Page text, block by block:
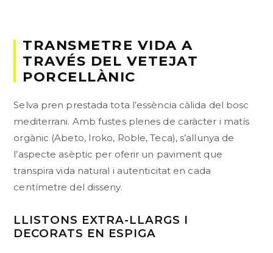
TRANSMETRE VIDA A
TRAVÉS DEL VETEJAT
PORCELLÀNIC
Selva pren prestada tota l’essència càlida del bosc
mediterrani. Amb fustes plenes de caràcter i matís
orgànic (Abeto, Iroko, Roble, Teca), s’allunya de
l’aspecte asèptic per oferir un paviment que
transpira vida natural i autenticitat en cada
centímetre del disseny.
LLISTONS EXTRA-LLARGS I
DECORATS EN ESPIGA